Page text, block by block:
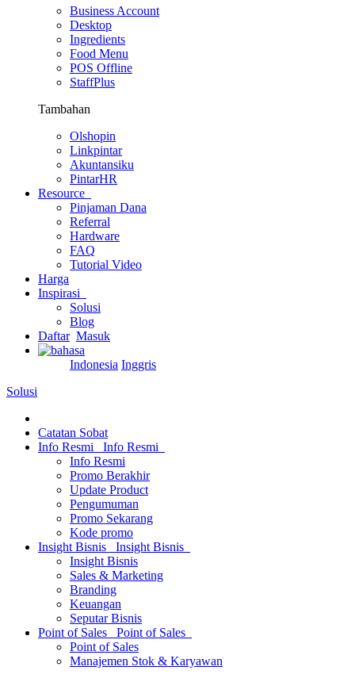
Business Account
Desktop
Ingredients
Food Menu
POS Offline
StaffPlus
Tambahan
Olshopin
Linkpintar
Akuntansiku
PintarHR
Resource
Pinjaman Dana
Referral
Hardware
FAQ
Tutorial Video
Harga
Inspirasi
Solusi
Blog
Daftar Masuk
Indonesia Inggris
Solusi
Catatan Sobat
Info Resmi
Info Resmi
Info Resmi
Promo Berakhir
Update Product
Pengumuman
Promo Sekarang
Kode promo
Insight Bisnis
Insight Bisnis
Insight Bisnis
Sales & Marketing
Branding
Keuangan
Seputar Bisnis
Point of Sales
Point of Sales
Point of Sales
Manajemen Stok & Karyawan